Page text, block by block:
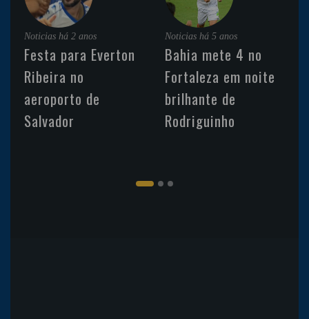
Noticias há 2 anos
Festa para Everton
Ribeira no
aeroporto de
Salvador
Noticias há 5 anos
Bahia mete 4 no
Fortaleza em noite
brilhante de
Rodriguinho